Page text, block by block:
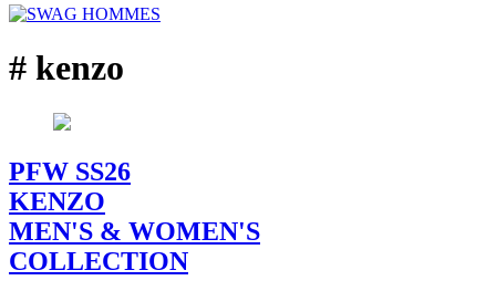
# kenzo
PFW SS26
KENZO
MEN'S & WOMEN'S
COLLECTION